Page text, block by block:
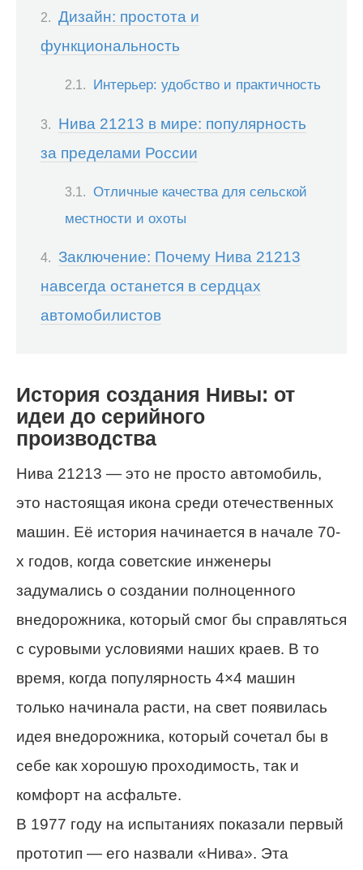
Дизайн: простота и
функциональность
Интерьер: удобство и практичность
Нива 21213 в мире: популярность
за пределами России
Отличные качества для сельской
местности и охоты
Заключение: Почему Нива 21213
навсегда останется в сердцах
автомобилистов
История создания Нивы: от
идеи до серийного
производства
Нива 21213 — это не просто автомобиль,
это настоящая икона среди отечественных
машин. Её история начинается в начале 70-
х годов, когда советские инженеры
задумались о создании полноценного
внедорожника, который смог бы справляться
с суровыми условиями наших краев. В то
время, когда популярность 4×4 машин
только начинала расти, на свет появилась
идея внедорожника, который сочетал бы в
себе как хорошую проходимость, так и
комфорт на асфальте.
В 1977 году на испытаниях показали первый
прототип — его назвали «Нива». Эта